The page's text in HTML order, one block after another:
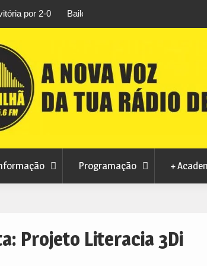
a 14 de
para fase final sem risco de
Programação +
Projeto Literacia 3Di